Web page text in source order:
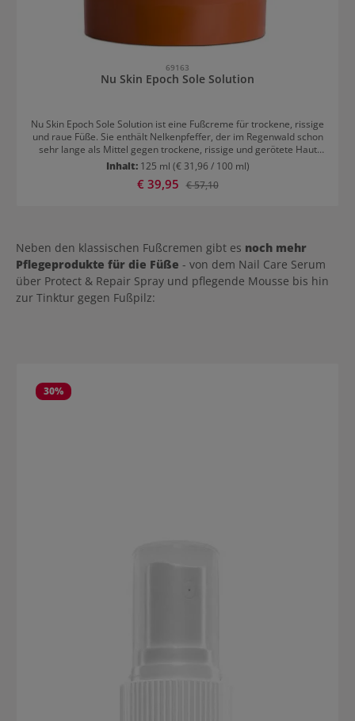
69163
Nu Skin Epoch Sole Solution
Nu Skin Epoch Sole Solution ist eine Fußcreme für trockene, rissige
und raue Füße. Sie enthält Nelkenpfeffer, der im Regenwald schon
sehr lange als Mittel gegen trockene, rissige und gerötete Haut
eingesetzt wird. Die Feuchtigkeitspflege von Epoch regeneriert die
Haut und sorgt für gesund aussehende Füße von der Ferse bis zum
Inhalt: 125 ml (€ 31,96 / 100 ml)
Verkaufspreis:
€ 39,95 Regulärer Preis:
€ 57,10
Neben den klassischen Fußcremen gibt es noch mehr
Pflegeprodukte für die Füße - von dem Nail Care Serum
über Protect & Repair Spray und pflegende Mousse bis hin
zur Tinktur gegen Fußpilz:
30%